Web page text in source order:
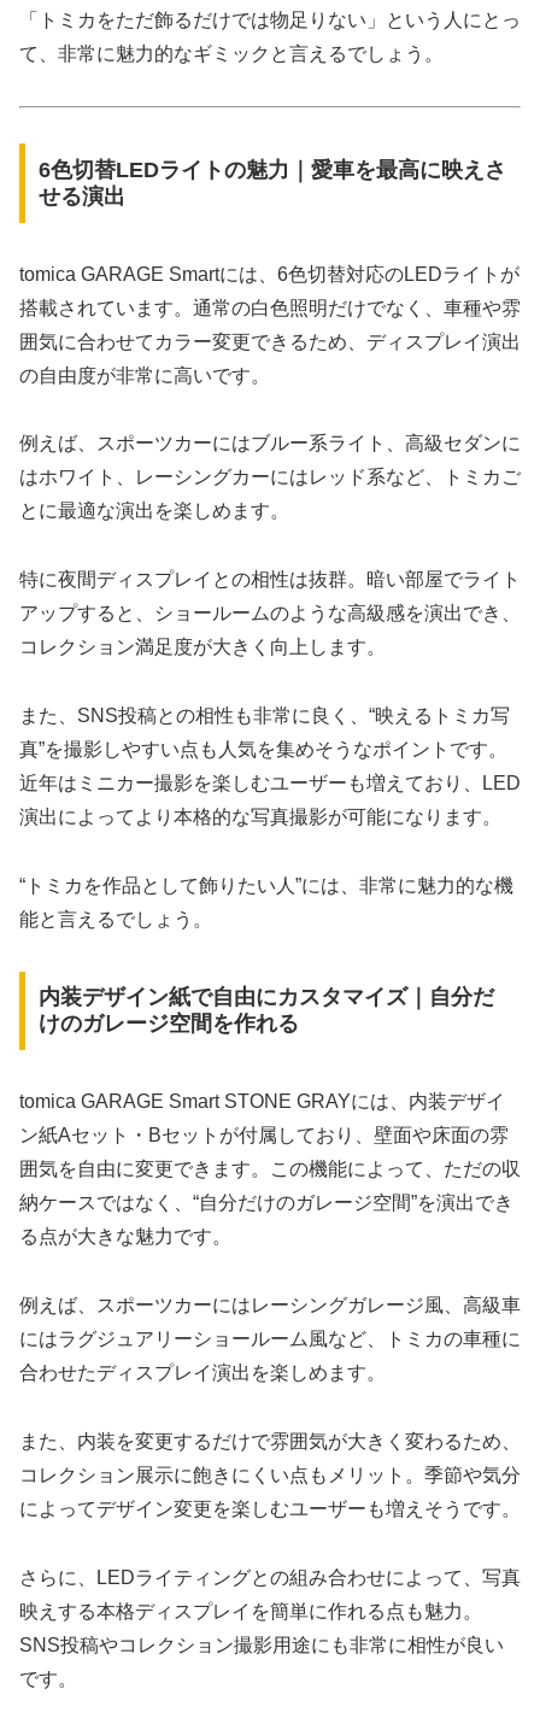
「トミカをただ飾るだけでは物足りない」という人にとっ
て、非常に魅力的なギミックと言えるでしょう。
6色切替LEDライトの魅力｜愛車を最高に映えさ
せる演出
tomica GARAGE Smartには、6色切替対応のLEDライトが
搭載されています。通常の白色照明だけでなく、車種や雰
囲気に合わせてカラー変更できるため、ディスプレイ演出
の自由度が非常に高いです。
例えば、スポーツカーにはブルー系ライト、高級セダンに
はホワイト、レーシングカーにはレッド系など、トミカご
とに最適な演出を楽しめます。
特に夜間ディスプレイとの相性は抜群。暗い部屋でライト
アップすると、ショールームのような高級感を演出でき、
コレクション満足度が大きく向上します。
また、SNS投稿との相性も非常に良く、“映えるトミカ写
真”を撮影しやすい点も人気を集めそうなポイントです。
近年はミニカー撮影を楽しむユーザーも増えており、LED
演出によってより本格的な写真撮影が可能になります。
“トミカを作品として飾りたい人”には、非常に魅力的な機
能と言えるでしょう。
内装デザイン紙で自由にカスタマイズ｜自分だ
けのガレージ空間を作れる
tomica GARAGE Smart STONE GRAYには、内装デザイ
ン紙Aセット・Bセットが付属しており、壁面や床面の雰
囲気を自由に変更できます。この機能によって、ただの収
納ケースではなく、“自分だけのガレージ空間”を演出でき
る点が大きな魅力です。
例えば、スポーツカーにはレーシングガレージ風、高級車
にはラグジュアリーショールーム風など、トミカの車種に
合わせたディスプレイ演出を楽しめます。
また、内装を変更するだけで雰囲気が大きく変わるため、
コレクション展示に飽きにくい点もメリット。季節や気分
によってデザイン変更を楽しむユーザーも増えそうです。
さらに、LEDライティングとの組み合わせによって、写真
映えする本格ディスプレイを簡単に作れる点も魅力。
SNS投稿やコレクション撮影用途にも非常に相性が良い
です。